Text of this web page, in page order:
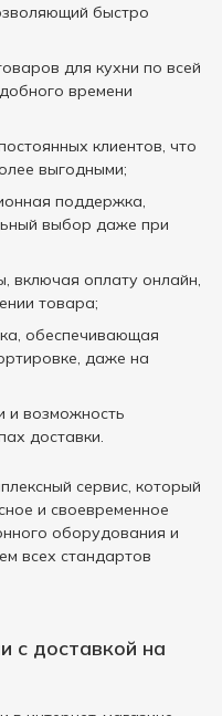
быстро
для кухни по всей
времени
клиентов, что
выгодными;
поддержка,
выбор даже при
включая оплату онлайн,
товара;
обеспечивающая
даже на
и возможность
доставки.
сервис, который
и своевременное
оборудования и
всех стандартов
с доставкой на